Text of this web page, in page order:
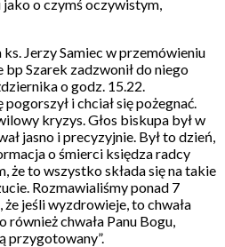
o czymś oczywistym,
Jerzy Samiec w przemówieniu
bp Szarek zadzwonił do niego
o godz. 15.22.
pogorszył i chciał się pożegnać.
kryzys. Głos biskupa był w
jasno i precyzyjnie. Był to dzień,
o śmierci księdza radcy
że to wszystko składa się na takie
Rozmawialiśmy ponad 7
jeśli wyzdrowieje, to chwała
również chwała Panu Bogu,
przygotowany”.